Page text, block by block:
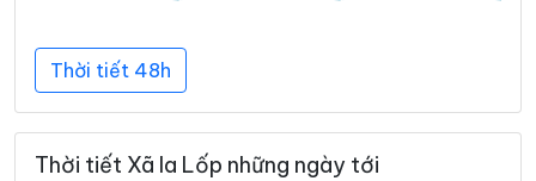
Thời tiết 48h
Thời tiết Xã Ia Lốp những ngày tới